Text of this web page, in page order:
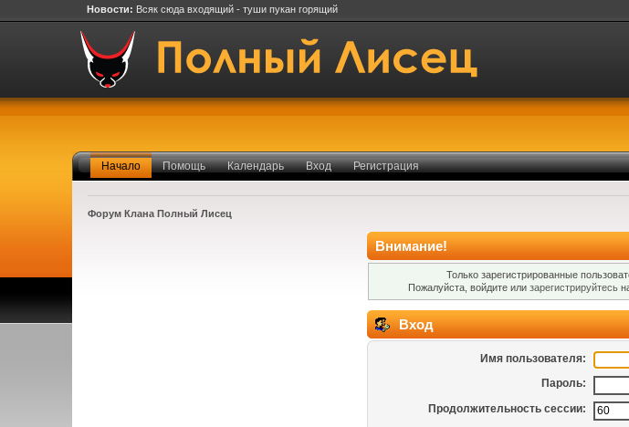
Новости: Всяк сюда входящий - туши пукан горящий
Начало Помощь Календарь Вход Регистрация
Форум Клана Полный Лисец
Внимание!
Только зарегистрированные
Пожалуйста, войдите или зарегистрируйтесь
Вход
Имя пользователя:
Пароль:
Продолжительность сессии: